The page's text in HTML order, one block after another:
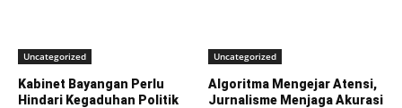
Uncategorized
Kabinet Bayangan Perlu
Hindari Kegaduhan Politik
Uncategorized
Algoritma Mengejar Atensi,
Jurnalisme Menjaga Akurasi